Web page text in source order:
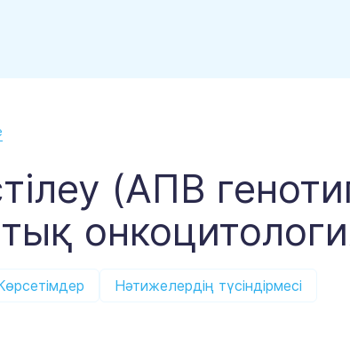
(АПВ
Нәтижелердің түсіндірмесі